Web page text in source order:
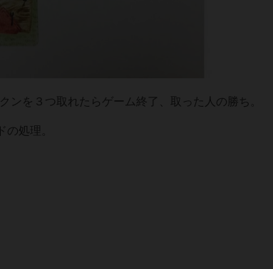
を３つ取れたらゲーム終了、取った人の勝ち。
処理。